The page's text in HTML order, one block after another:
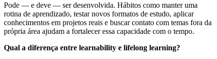
Pode — e deve — ser desenvolvida. Hábitos como manter uma
rotina de aprendizado, testar novos formatos de estudo, aplicar
conhecimentos em projetos reais e buscar contato com temas fora da
própria área ajudam a fortalecer essa capacidade com o tempo.
Qual a diferença entre learnability e lifelong learning?